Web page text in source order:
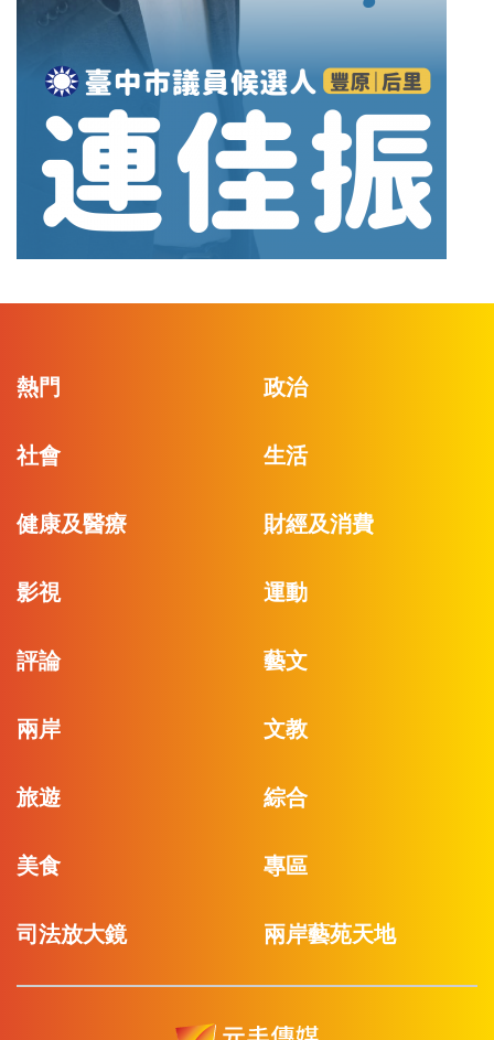
熱門 政治
社會 生活
健康及醫療 財經及消費
影視 運動
評論 藝文
兩岸 文教
旅遊 綜合
美食 專區
司法放大鏡 兩岸藝苑天地